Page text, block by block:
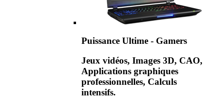
Puissance Ultime - Gamers
Jeux vidéos, Images 3D, CAO,
Applications graphiques
professionnelles, Calculs
intensifs.